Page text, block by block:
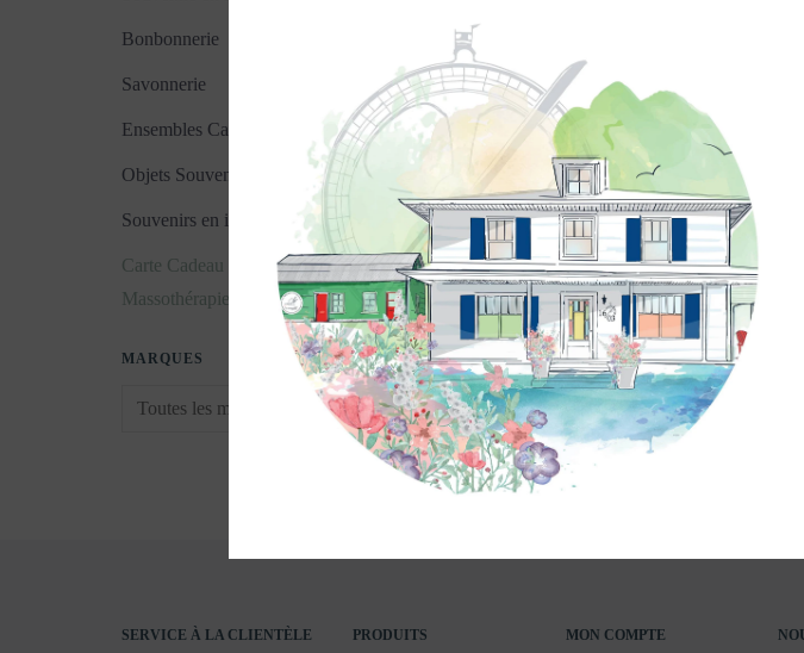
Bonbonnerie
Savonnerie
Ensembles Cadeaux
Objets Souvenirs
Souvenirs en images
Carte Cadeau
Massothérapie
MARQUES
Carte cadeau - Massage de
90 minutes
125,00$CA
Carte cadeau-
Massothérapie 60
90,00$CA
SERVICE À LA CLIENTÈLE PRODUITS MON COMPTE